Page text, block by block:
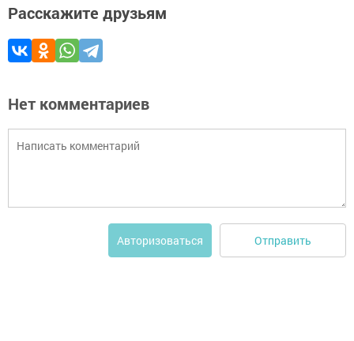
Расскажите друзьям
Нет комментариев
Авторизоваться Отправить